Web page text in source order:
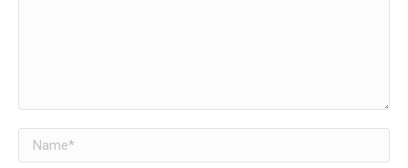
Name *